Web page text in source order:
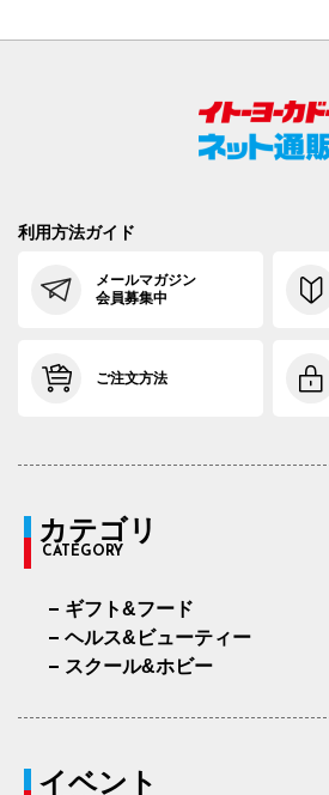
利用方法ガイド
メールマガジン
会員募集中
ご注文方法
カテゴリ
CATEGORY
ギフト&フード
ヘルス&ビューティー
スクール&ホビー
イベント